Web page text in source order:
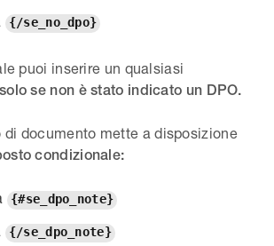
{/se_no_dpo}
puoi inserire un qualsiasi
se non è stato indicato un DPO.
di documento mette a disposizione
condizionale:
{#se_dpo_note}
{/se_dpo_note}